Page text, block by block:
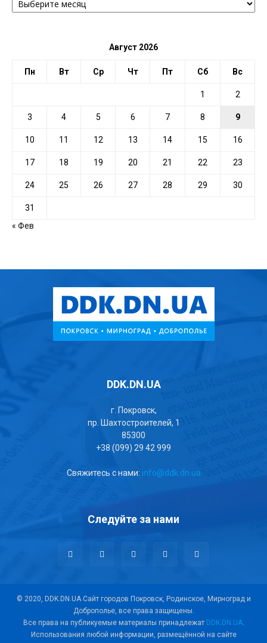
ПО
Август 2026
Пн Вт Ср Чт Пт Сб Вс
1 2
3 4 5 6 7 8 9
10 11 12 13 14 15 16
17 18 19 20 21 22 23
24 25 26 27 28 29 30
31
« Фев
DDK.DN.UA
г. Покровск,
пр. Шахтостроителей, 1
85300
+38 (099) 29 42 999
Свяжитесь с нами: info@ddk.dn.ua
Следуйте за нами
© 2020, DDK.DN.UA Сайт городов Покровск, Родинское, Мирноград и
Доброполье, все права защищены.
Все права на публикуемые материалы принадлежат DDK.DN.UA.
Использования любой информации, размещённой на сайте